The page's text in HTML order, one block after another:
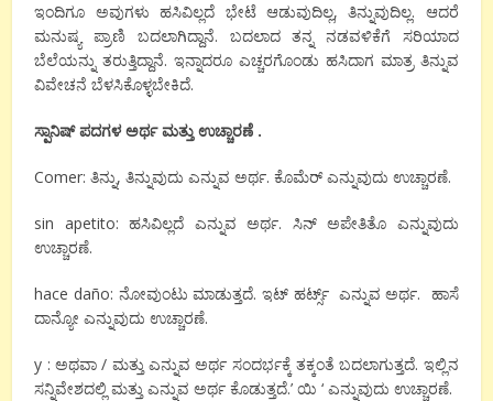
ಇಂದಿಗೂ ಅವುಗಳು ಹಸಿವಿಲ್ಲದೆ ಭೇಟೆ ಆಡುವುದಿಲ್ಲ, ತಿನ್ನುವುದಿಲ್ಲ. ಆದರೆ
ಮನುಷ್ಯ ಪ್ರಾಣಿ ಬದಲಾಗಿದ್ದಾನೆ. ಬದಲಾದ ತನ್ನ ನಡವಳಿಕೆಗೆ ಸರಿಯಾದ
ಬೆಲೆಯನ್ನು ತರುತ್ತಿದ್ದಾನೆ. ಇನ್ನಾದರೂ ಎಚ್ಚರಗೊಂಡು ಹಸಿದಾಗ ಮಾತ್ರ ತಿನ್ನುವ
ವಿವೇಚನೆ ಬೆಳಸಿಕೊಳ್ಳಬೇಕಿದೆ.
ಸ್ಪಾನಿಷ್ ಪದಗಳ ಅರ್ಥ ಮತ್ತು ಉಚ್ಚಾರಣೆ .
Comer: ತಿನ್ನು, ತಿನ್ನುವುದು ಎನ್ನುವ ಅರ್ಥ. ಕೊಮೆರ್ ಎನ್ನುವುದು ಉಚ್ಚಾರಣೆ.
sin apetito: ಹಸಿವಿಲ್ಲದೆ ಎನ್ನುವ ಅರ್ಥ. ಸಿನ್ ಅಪೇತಿತೊ ಎನ್ನುವುದು
ಉಚ್ಚಾರಣೆ.
hace daño: ನೋವುಂಟು ಮಾಡುತ್ತದೆ. ಇಟ್ ಹರ್ಟ್ಸ್ ಎನ್ನುವ ಅರ್ಥ. ಹಾಸೆ
ದಾನ್ಯೋ ಎನ್ನುವುದು ಉಚ್ಚಾರಣೆ.
y : ಅಥವಾ / ಮತ್ತು ಎನ್ನುವ ಅರ್ಥ ಸಂದರ್ಭಕ್ಕೆ ತಕ್ಕಂತೆ ಬದಲಾಗುತ್ತದೆ. ಇಲ್ಲಿನ
ಸನ್ನಿವೇಶದಲ್ಲಿ ಮತ್ತು ಎನ್ನುವ ಅರ್ಥ ಕೊಡುತ್ತದೆ.’ ಯಿ ‘ ಎನ್ನುವುದು ಉಚ್ಚಾರಣೆ.